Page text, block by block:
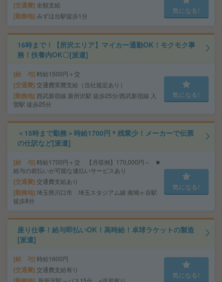
交通費 全額支給
勤務地 みずほ台駅徒歩1分
気になる!
16時まで！【所沢エリア】マイカー通勤OK！モクモク事
務！扶養内OK〇[派遣]
給 与 時給1500円＋交
交通費 交通費実費支給（当社規定あり）
勤務地 西武新宿線 新所沢駅 徒歩25分/西武新宿線 入
曽駅 徒歩25分
気になる!
＜15時まで勤務＞時給1700円＊残業少！メーカーで伝票
の仕訳など[派遣]
給 与 時給1700円＋交 【月収例】170,000円～ ■
給与の前払いが可能な速払いサービスあり
交通費 交通費支給あり
勤務地 埼玉県川口市 埼玉スタジアム線 南鳩ヶ谷駅
徒歩8分
気になる!
座り仕事！給与即払いOK！高時給！卓球ラケットの製造
[派遣]
給 与 時給1600円
交通費 交通費支給有り
新所沢駅～バス15分 ※送迎有り
気になる!